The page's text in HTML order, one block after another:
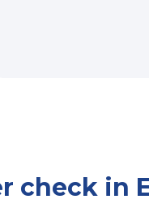
check in